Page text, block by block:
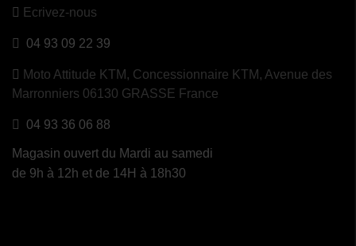
Ecrivez-nous
04 93 09 22 39
Moto Attitude KTM, Concessionnaire KTM, Avenue des
Marronniers 06130 GRASSE France
04 93 36 06 88
Magasin ouvert du Mardi au samedi
de 9h à 12h et de 14H à 18h30